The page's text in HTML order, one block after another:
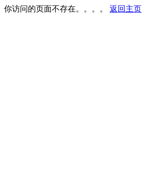
你访问的页面不存在。。。。 返回主页